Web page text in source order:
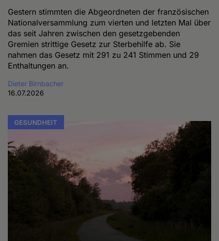
Gestern stimmten die Abgeordneten der französischen
Nationalversammlung zum vierten und letzten Mal über
das seit Jahren zwischen den gesetzgebenden
Gremien strittige Gesetz zur Sterbehilfe ab. Sie
nahmen das Gesetz mit 291 zu 241 Stimmen und 29
Enthaltungen an.
Dieter Birnbacher
16.07.2026
GESUNDHEIT